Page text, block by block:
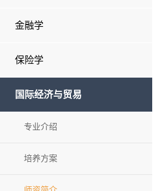
金融学
保险学
国际经济与贸易
专业介绍
培养方案